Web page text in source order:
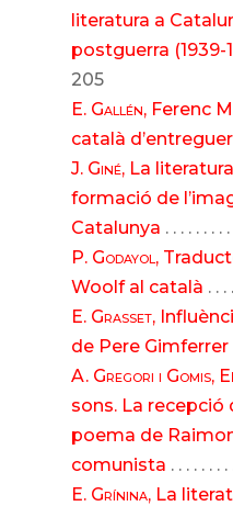
literatura a
postguerra (1939-
205
E. Gallén, Ferenc
català
J. Giné, La
formació de
Catalunya . . . . . . . .
P. Godayol,
Woolf al català . .
E. Grasset,
de Pere Gimferrer
A. Gregori i Gomis,
sons. La recepció
poema de
comunista . . . . . . .
E. Grínina, La